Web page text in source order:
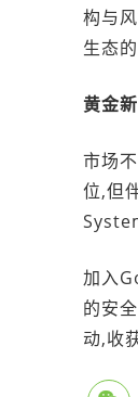
构与
生态
黄金
市场
位,但
加入
的安
动,收